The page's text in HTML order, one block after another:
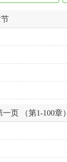
页 （第1-100章）